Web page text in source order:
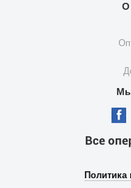
О
Мы
Все
Политика